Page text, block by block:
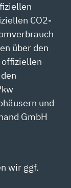
CO2-
über den
und
GmbH
wir ggf.